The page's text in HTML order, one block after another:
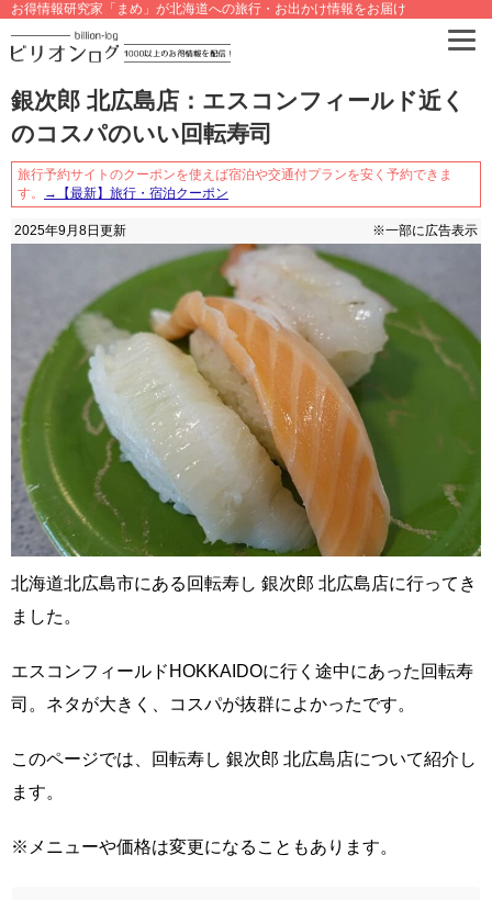
お得情報研究家「まめ」が北海道への旅行・お出かけ情報をお届け
銀次郎 北広島店：エスコンフィールド近く
のコスパのいい回転寿司
旅行予約サイトのクーポンを使えば宿泊や交通付プランを安く予約できま
す。
→【最新】旅行・宿泊クーポン
2025年9月8日 更新 ※一部に広告表示
北海道北広島市にある回転寿し 銀次郎 北広島店に行ってき
ました。
エスコンフィールドHOKKAIDOに行く途中にあった回転寿
司。ネタが大きく、コスパが抜群によかったです。
このページでは、回転寿し 銀次郎 北広島店について紹介し
ます。
※メニューや価格は変更になることもあります。